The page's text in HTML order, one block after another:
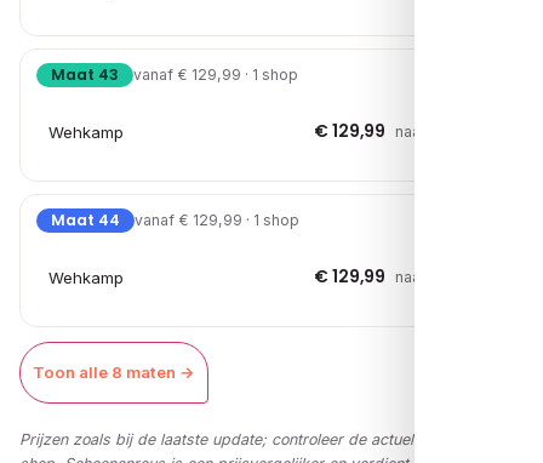
Maat 43 vanaf € 129,99 · 1 shop
Wehkamp € 129,99 naar shop →
Maat 44 vanaf € 129,99 · 1 shop
Wehkamp € 129,99 naar shop →
Toon alle 8 maten →
Prijzen zoals bij de laatste update; controleer de actuele prijs in de